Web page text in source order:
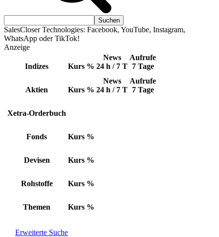
SalesCloser Technologies: Facebook, YouTube, Instagram,
WhatsApp oder TikTok!
Anzeige
Indizes Kurs %
News
24 h / 7 T
Aufrufe
7 Tage
Aktien Kurs %
News
24 h / 7 T
Aufrufe
7 Tage
Xetra-Orderbuch
Fonds Kurs %
Devisen Kurs %
Rohstoffe Kurs %
Themen Kurs %
Erweiterte Suche